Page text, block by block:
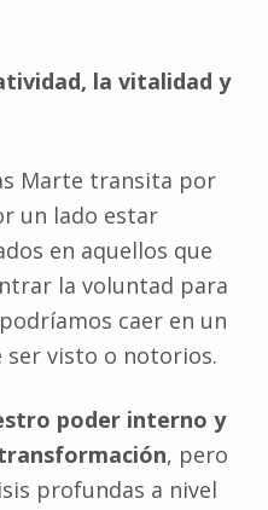
la vitalidad y
Marte transita por
un lado estar
en aquellos que
la voluntad para
caer en un
ser visto o notorios.
poder interno y
, pero
profundas a nivel